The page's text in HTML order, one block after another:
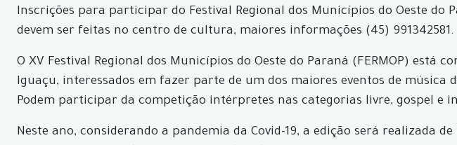
Inscrições para participar do Festival Regional dos Municípios do Oeste
devem ser feitas no centro de cultura, maiores informações (45) 991342581.
O XV Festival Regional dos Municípios do Oeste do Paraná (FERMOP) está
Iguaçu, interessados em fazer parte de um dos maiores eventos de
Podem participar da competição intérpretes nas categorias livre, gospel e
Neste ano, considerando a pandemia da Covid-19, a edição será realizada